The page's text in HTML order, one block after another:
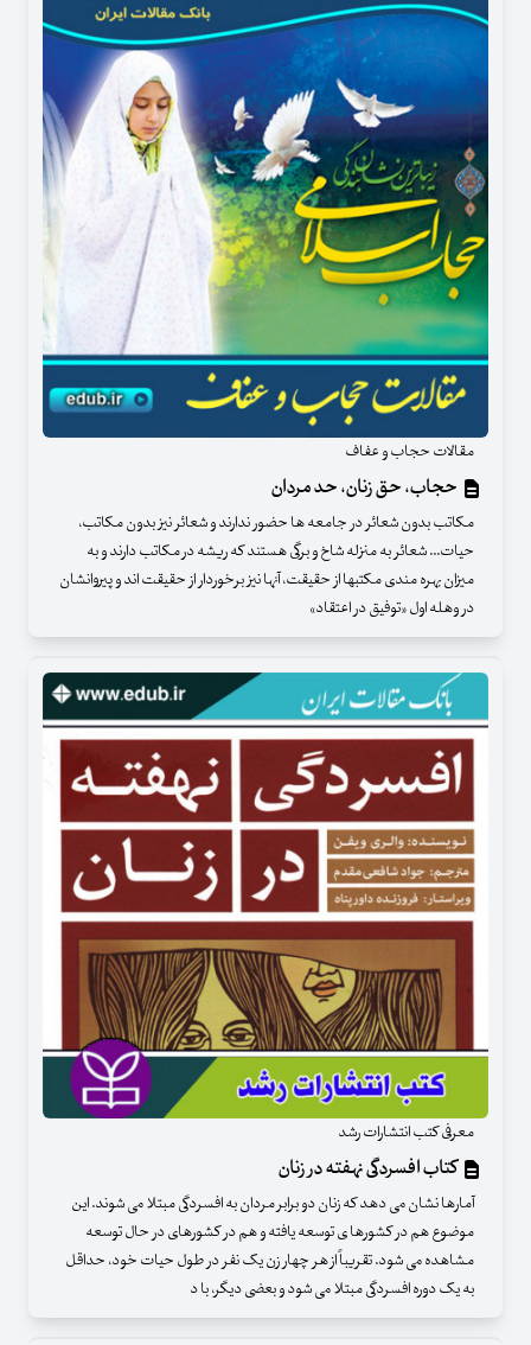
مقالات حجاب و عفاف
حجاب، حق زنان، حد مردان
مکاتب بدون شعائر در جامعه ها حضور ندارند و شعائر نیز بدون مکاتب،
حیات... شعائر به منزله شاخ و برگی هستند که ریشه در مکاتب دارند و به
میزان بهره مندی مکتبها از حقیقت، آنها نیز برخوردار از حقیقت اند و پیروانشان
در وهله اول «توفیق در اعتقاد»
معرفی کتب انتشارات رشد
کتاب افسردگی نهفته در زنان
آمارها نشان می دهد که زنان دو برابر مردان به افسردگی مبتلا می شوند. این
موضوع هم در کشورها ی توسعه یافته و هم در کشورهای در حال توسعه
مشاهده می شود. تقریباً از هر چهار زن یک نفر در طول حیات خود، حداقل
به یک دوره افسردگی مبتلا می شود و بعضی دیگر، با د